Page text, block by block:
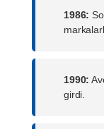
1986:
1990:
girdi.